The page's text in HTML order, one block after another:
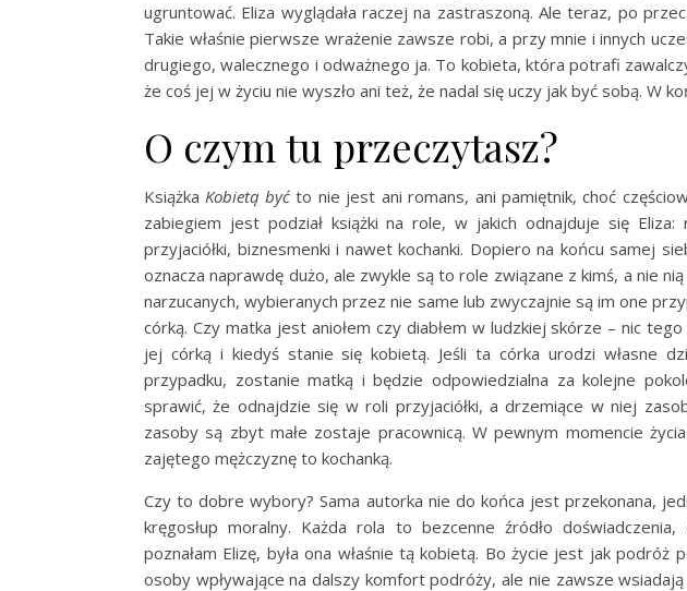
ugruntować. Eliza wyglądała raczej na zastraszoną. Ale teraz, po
Takie właśnie pierwsze wrażenie zawsze robi, a przy mnie i innych
drugiego, walecznego i odważnego ja. To kobieta, która potrafi
że coś jej w życiu nie wyszło ani też, że nadal się uczy jak być sobą. W
O czym tu przeczytasz?
KsiążkaKobietą byćto nie jest ani romans, ani pamiętnik, choć
zabiegiem jest podział książki na role, w jakich odnajduje się
przyjaciółki, biznesmenki i nawet kochanki. Dopiero na końcu samej
oznacza naprawdę dużo, ale zwykle są to role związane z kimś, a nie
narzucanych, wybieranych przez nie same lub zwyczajnie są im one
córką. Czy matka jest aniołem czy diabłem w ludzkiej skórze – nic
jej córką i kiedyś stanie się kobietą. Jeśli ta córka urodzi własne
przypadku, zostanie matką i będzie odpowiedzialna za kolejne
sprawić, że odnajdzie się w roli przyjaciółki, a drzemiące w niej
zasoby są zbyt małe zostaje pracownicą. W pewnym momencie
zajętego mężczyznę to kochanką.
Czy to dobre wybory? Sama autorka nie do końca jest przekonana,
kręgosłup moralny. Każda rola to bezcenne źródło
poznałam Elizę, była ona właśnie tą kobietą. Bo życie jest jak podróż
osoby wpływające na dalszy komfort podróży, ale nie zawsze